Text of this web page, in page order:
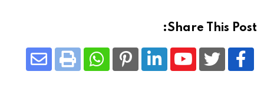
Share This Post:
Youtube
LinkedIn
Pinterest
Whatsapp
Print